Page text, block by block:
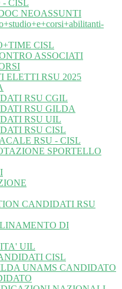
CISL
NEOASSUNTI
CISL
ASSOCIATI
ELETTI RSU 2025
RSU CGIL
RSU GILDA
RSU UIL
RSU CISL
RSU - CISL
SPORTELLO
CANDIDATI RSU
DI
UIL
CISL
UNAMS CANDIDATO